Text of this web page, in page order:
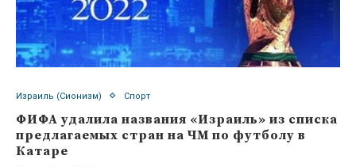
Израиль (Сионизм) Спорт
ФИФА удалила названия «Израиль» из списка
предлагаемых стран на ЧМ по футболу в
Катаре